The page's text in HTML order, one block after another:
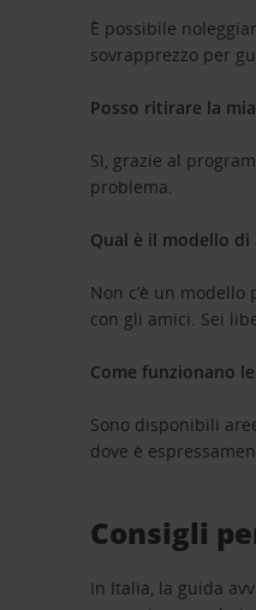
È possibile
sovrapprezzo per
Posso ritirare la
Sì, grazie al
problema.
Qual è il modello di
Non c’è un
con gli amici. Sei
Come funzionano
Sono disponibili
dove è
Consigli
In Italia, la guida